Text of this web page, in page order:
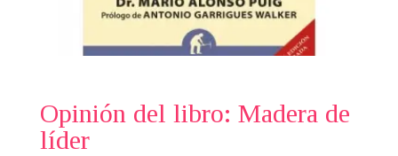
Opinión del libro: Madera de
líder